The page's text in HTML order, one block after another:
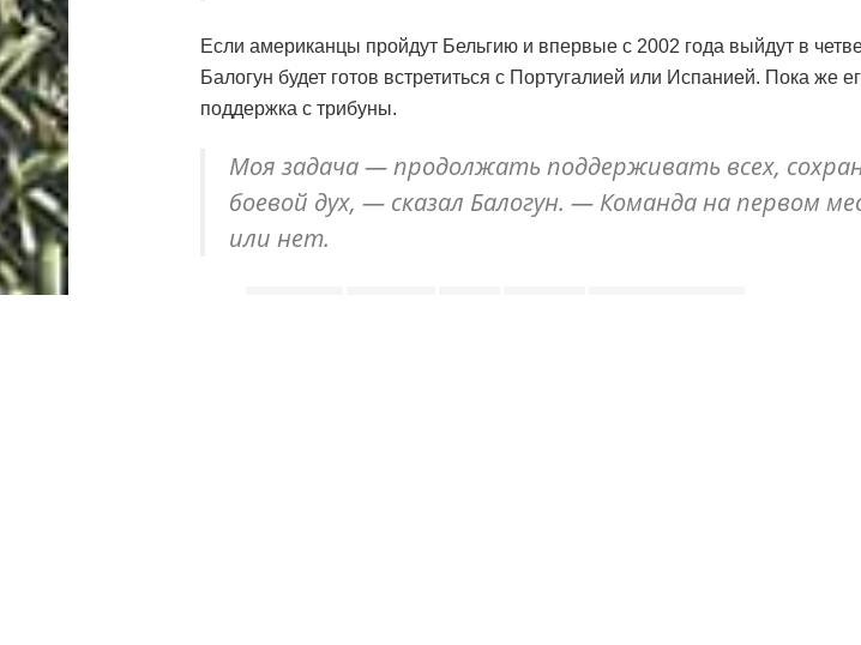
Если американцы пройдут Бельгию и впервые с 2002 года выйдут в
Балогун будет готов встретиться с Португалией или Испанией. Пока же
поддержка с трибуны.
Моя задача — продолжать поддерживать всех,
боевой дух, — сказал Балогун. — Команда на первом
или нет.